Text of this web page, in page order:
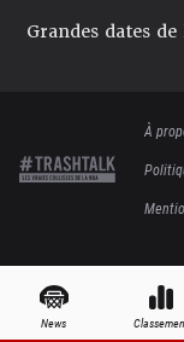
News
Grandes dates
À